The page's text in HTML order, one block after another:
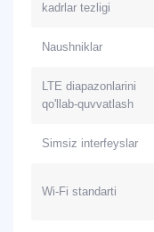
kadrlar tezligi
Naushniklar
LTE diapazonlarini
qo'llab-quvvatlash
Simsiz interfeyslar
Wi-Fi standarti